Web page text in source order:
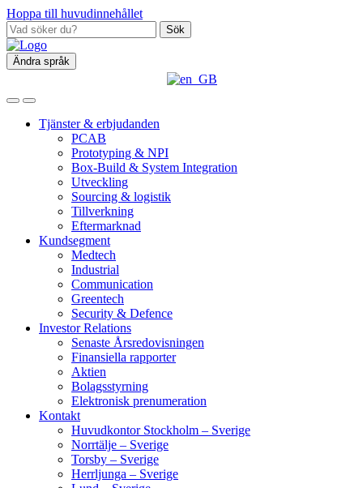
Hoppa till huvudinnehållet
Sök
Ändra språk
Tjänster & erbjudanden
PCAB
Prototyping & NPI
Box‑Build & System Integration
Utveckling
Sourcing & logistik
Tillverkning
Eftermarknad
Kundsegment
Medtech
Industrial
Communication
Greentech
Security & Defence
Investor Relations
Senaste Årsredovisningen
Finansiella rapporter
Aktien
Bolagsstyrning
Elektronisk prenumeration
Kontakt
Huvudkontor Stockholm – Sverige
Norrtälje – Sverige
Torsby – Sverige
Herrljunga – Sverige